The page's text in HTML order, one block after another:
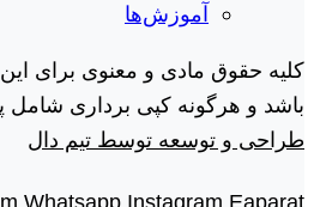
آموزش‌ها
کلیه حقوق مادی و معنوی برای
باشد و هرگونه کپی برداری شامل
طراحی و توسعه توسط تیم دال
Whatsapp Instagram Eaparat